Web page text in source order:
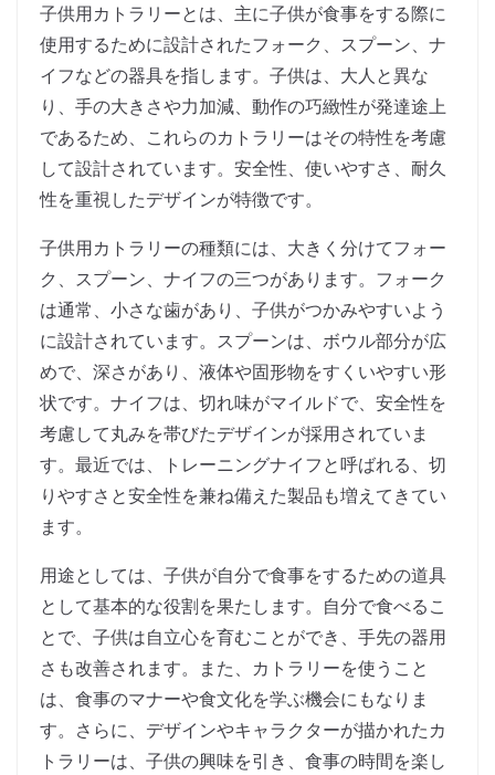
子供用カトラリーとは、主に子供が食事をする際に
使用するために設計されたフォーク、スプーン、ナ
イフなどの器具を指します。子供は、大人と異な
り、手の大きさや力加減、動作の巧緻性が発達途上
であるため、これらのカトラリーはその特性を考慮
して設計されています。安全性、使いやすさ、耐久
性を重視したデザインが特徴です。
子供用カトラリーの種類には、大きく分けてフォー
ク、スプーン、ナイフの三つがあります。フォーク
は通常、小さな歯があり、子供がつかみやすいよう
に設計されています。スプーンは、ボウル部分が広
めで、深さがあり、液体や固形物をすくいやすい形
状です。ナイフは、切れ味がマイルドで、安全性を
考慮して丸みを帯びたデザインが採用されていま
す。最近では、トレーニングナイフと呼ばれる、切
りやすさと安全性を兼ね備えた製品も増えてきてい
ます。
用途としては、子供が自分で食事をするための道具
として基本的な役割を果たします。自分で食べるこ
とで、子供は自立心を育むことができ、手先の器用
さも改善されます。また、カトラリーを使うこと
は、食事のマナーや食文化を学ぶ機会にもなりま
す。さらに、デザインやキャラクターが描かれたカ
トラリーは、子供の興味を引き、食事の時間を楽し